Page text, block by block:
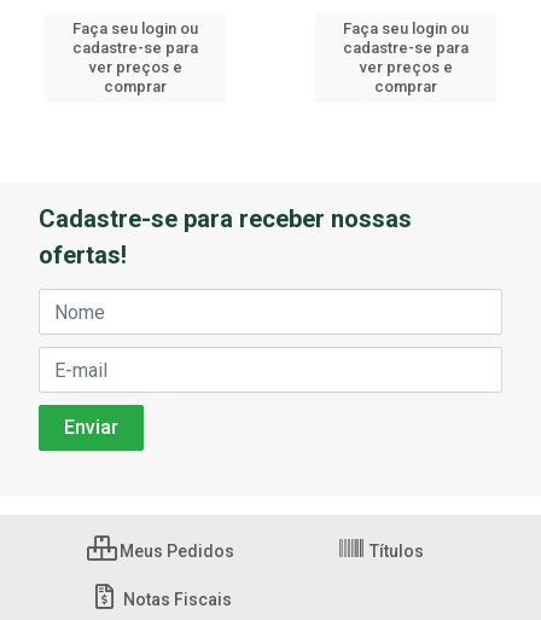
Faça seu login ou
cadastre-se para
ver preços e
comprar
Faça seu login ou
cadastre-se para
ver preços e
comprar
Cadastre-se para receber nossas
ofertas!
Meus Pedidos Títulos
Notas Fiscais